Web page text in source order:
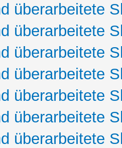
überarbeitete
überarbeitete
überarbeitete
überarbeitete
überarbeitete
überarbeitete
überarbeitete